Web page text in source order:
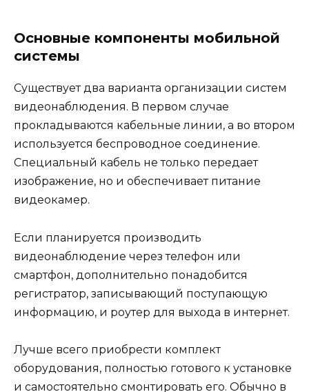
Основные компоненты мобильной
системы
Существует два варианта организации систем
видеонаблюдения. В первом случае
прокладываются кабельные линии, а во втором
используется беспроводное соединение.
Специальный кабель не только передает
изображение, но и обеспечивает питание
видеокамер.
Если планируется производить
видеонаблюдение через телефон или
смартфон, дополнительно понадобится
регистратор, записывающий поступающую
информацию, и роутер для выхода в интернет.
Лучше всего приобрести комплект
оборудования, полностью готового к установке
и самостоятельно смонтировать его. Обычно в